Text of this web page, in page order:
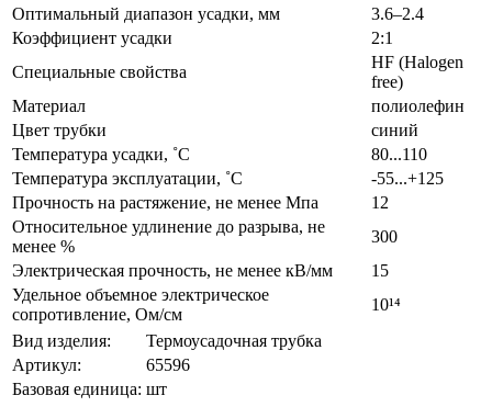
Оптимальный диапазон усадки, мм
3.6–2.4
Коэффициент усадки
2:1
Специальные свойства
HF (Halogen
free)
Материал
полиолефин
Цвет трубки
синий
Температура усадки, ˚С
80...110
Температура эксплуатации, ˚С
-55...+125
Прочность на растяжение, не менее Мпа
12
Относительное удлинение до разрыва, не
менее %
300
Электрическая прочность, не менее кВ/мм
15
Удельное объемное электрическое
сопротивление, Ом/см
10¹⁴
Вид изделия:
Термоусадочная трубка
Артикул:
65596
Базовая единица: шт